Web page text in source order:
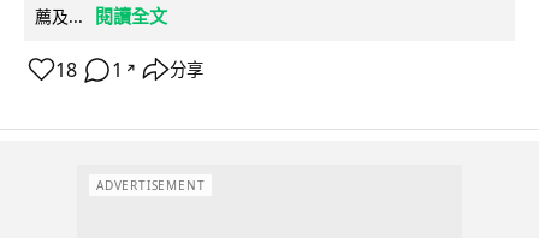
薦及...
閱讀全文
18 1 ↗ 分享
ADVERTISEMENT